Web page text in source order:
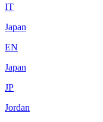
IT
Japan
EN
Japan
JP
Jordan